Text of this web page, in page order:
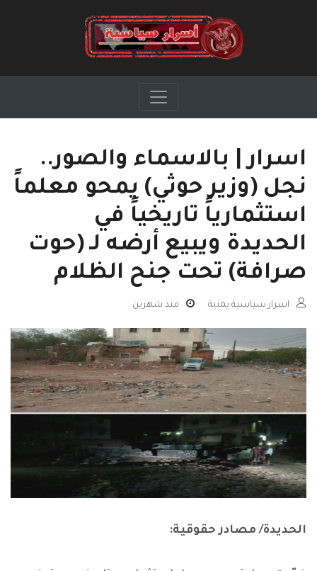
اسرار | بالاسماء والصور..
نجل (وزير حوثي) يمحو معلماً
استثمارياً تاريخياً في
الحديدة ويبيع أرضه لـ (حوت
صرافة) تحت جنح الظلام
اسرار سياسية يمنية منذ شهرين
الحديدة/ مصادر حقوقية: